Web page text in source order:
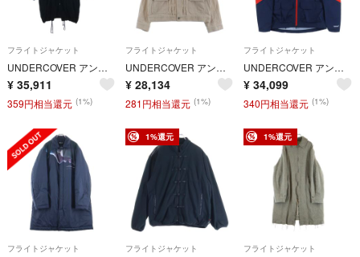
フライトジャケット
UNDERCOVER アンダーカバー 20AW The Shepherd USZ4301 コーデュロイ裏FL ロングコート チャコール アウター ブラック
¥ 35,911
359円相当還元 (1%)
フライトジャケット
UNDERCOVER アンダーカバー 25AW コーデュロイジャケット トラッカージャケット ベージュ UP2E4204
¥ 28,134
281円相当還元 (1%)
フライトジャケット
UNDERCOVER アンダーカバー xTHE NORTH FACE SOUKUU ハイクバックパックマウンテンジャケット ノースフェイス レッド/ネイビー
¥ 34,099
340円相当還元 (1%)
フライトジャケット
1%還元
フライトジャケット
1%還元
フライトジャケット